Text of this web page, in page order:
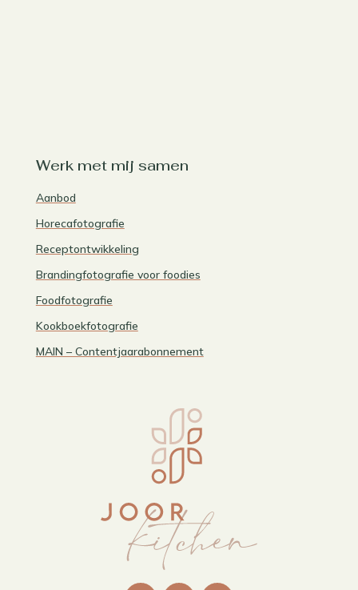
Werk met mij samen
Aanbod
Horecafotografie
Receptontwikkeling
Brandingfotografie voor foodies
Foodfotografie
Kookboekfotografie
MAIN – Contentjaarabonnement